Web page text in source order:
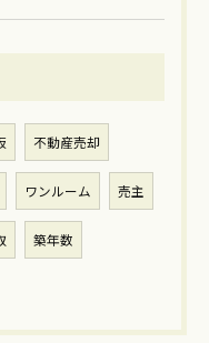
不動産売却
ワンルーム 売主
築年数